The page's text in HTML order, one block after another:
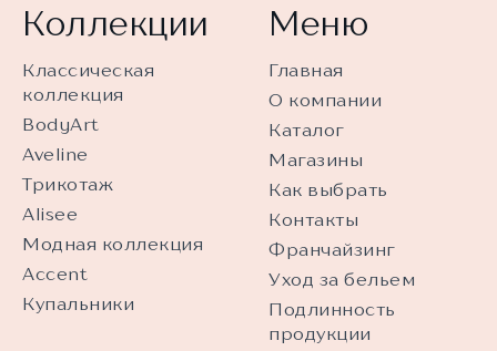
Коллекции
Классическая
коллекция
BodyArt
Aveline
Трикотаж
Alisee
Модная коллекция
Accent
Купальники
Меню
Главная
О компании
Каталог
Магазины
Как выбрать
Контакты
Франчайзинг
Уход за бельем
Подлинность
продукции